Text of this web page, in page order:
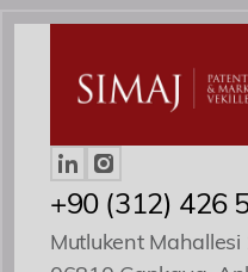
+90 (312) 426
Mutlukent
Yönetici Ortak
Patent ve Marka Vekili
Özgür R. Yörük